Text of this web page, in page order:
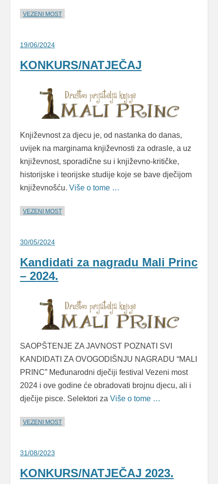
VEZENI MOST
19/06/2024
KONKURS/NATJEČAJ
Književnost za djecu je, od nastanka do danas,
uvijek na marginama književnosti za odrasle, a uz
književnost, sporadične su i književno-kritičke,
historijske i teorijske studije koje se bave dječijom
književnošću. Više o tome …
VEZENI MOST
30/05/2024
Kandidati za nagradu Mali Princ
– 2024.
SAOPŠTENJE ZA JAVNOST POZNATI SVI
KANDIDATI ZA OVOGODIŠNJU NAGRADU “MALI
PRINC” Međunarodni dječiji festival Vezeni most
2024 i ove godine će obradovati brojnu djecu, ali i
dječije pisce. Selektori za Više o tome …
VEZENI MOST
31/08/2023
KONKURS/NATJEČAJ 2023.